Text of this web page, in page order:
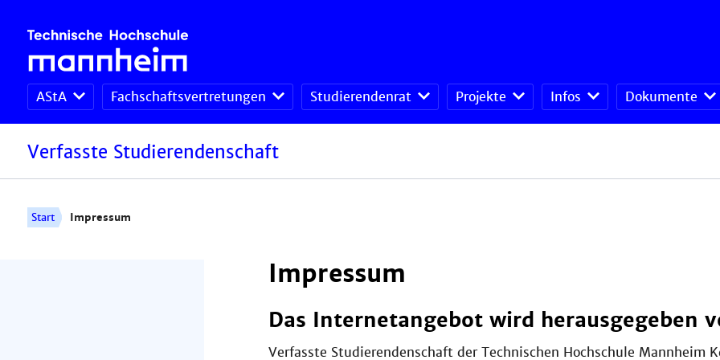
AStA Fachschaftsvertretungen Studierendenrat Projekte Infos Dokumente
Verfasste Studierendenschaft
Start Impressum
Impressum
Das Internetangebot wird herausgegeben
Verfasste Studierendenschaft der Technischen Hochschule Mannheim